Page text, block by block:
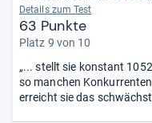
Details zum Test
63 Punkte
Platz 9 von 10
„... stellt sie konstant
so manchen
erreicht sie das